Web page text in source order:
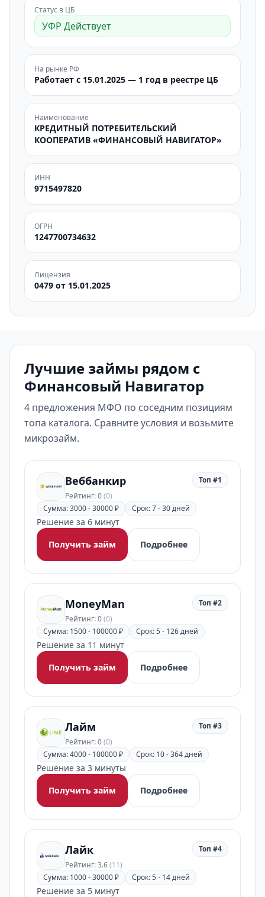
Статус в ЦБ
УФР Действует
На рынке РФ
Работает с 15.01.2025 — 1 год в реестре ЦБ
Наименование
КРЕДИТНЫЙ ПОТРЕБИТЕЛЬСКИЙ
КООПЕРАТИВ «ФИНАНСОВЫЙ НАВИГАТОР»
ИНН
9715497820
ОГРН
1247700734632
Лицензия
0479 от 15.01.2025
Лучшие займы рядом с
Финансовый Навигатор
4 предложения МФО по соседним позициям
топа каталога. Сравните условия и возьмите
микрозайм.
Веббанкир
Рейтинг: 0(0)
Топ #1
Сумма: 3000 - 30000 ₽ Срок: 7 - 30 дней
Решение за 6 минут
Получить займ
Подробнее
MoneyMan
Рейтинг: 0(0)
Топ #2
Сумма: 1500 - 100000 ₽ Срок: 5 - 126 дней
Решение за 11 минут
Получить займ
Подробнее
Лайм
Рейтинг: 0(0)
Топ #3
Сумма: 4000 - 100000 ₽ Срок: 10 - 364 дней
Решение за 3 минуты
Получить займ
Подробнее
Лайк
Рейтинг: 3.6(11)
Топ #4
Сумма: 1000 - 30000 ₽ Срок: 5 - 14 дней
Решение за 5 минут